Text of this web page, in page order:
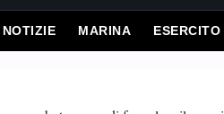
NOTIZIE MARINA ESERCITO